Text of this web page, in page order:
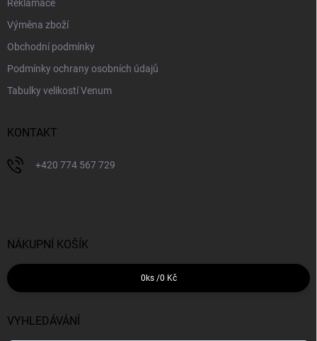
Reklamace
Výměna zboží
Obchodní podmínky
Podmínky ochrany osobních údajů
Tabulky velikostí Venum
KONTAKT
+420 774 567 729
NÁKUPNÍ KOŠÍK
0 ks /0 Kč
VYHLEDÁVÁNÍ